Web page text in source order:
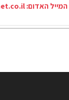
האדום: